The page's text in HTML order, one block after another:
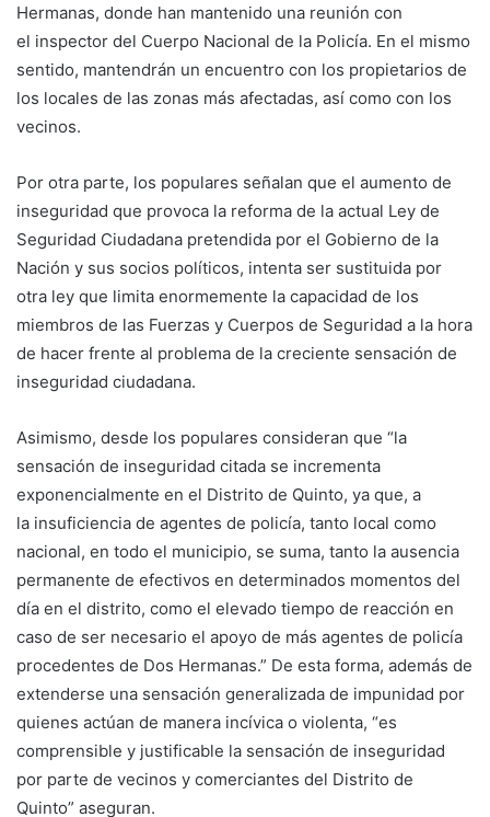
Hermanas, donde han mantenido una reunión con
el inspector del Cuerpo Nacional de la Policía. En el mismo
sentido, mantendrán un encuentro con los propietarios de
los locales de las zonas más afectadas, así como con los
vecinos.
Por otra parte, los populares señalan que el aumento de
inseguridad que provoca la reforma de la actual Ley de
Seguridad Ciudadana pretendida por el Gobierno de la
Nación y sus socios políticos, intenta ser sustituida por
otra ley que limita enormemente la capacidad de los
miembros de las Fuerzas y Cuerpos de Seguridad a la hora
de hacer frente al problema de la creciente sensación de
inseguridad ciudadana.
Asimismo, desde los populares consideran que “la
sensación de inseguridad citada se incrementa
exponencialmente en el Distrito de Quinto, ya que, a
la insuficiencia de agentes de policía, tanto local como
nacional, en todo el municipio, se suma, tanto la ausencia
permanente de efectivos en determinados momentos del
día en el distrito, como el elevado tiempo de reacción en
caso de ser necesario el apoyo de más agentes de policía
procedentes de Dos Hermanas.” De esta forma, además de
extenderse una sensación generalizada de impunidad por
quienes actúan de manera incívica o violenta, “es
comprensible y justificable la sensación de inseguridad
por parte de vecinos y comerciantes del Distrito de
Quinto” aseguran.